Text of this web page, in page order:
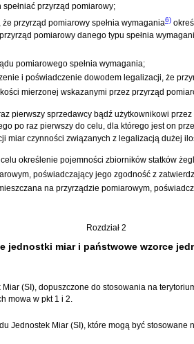
przyrząd pomiarowy;
przyrząd pomiarowy spełnia wymagania6)
pomiarowy danego typu spełnia
pomiarowego spełnia wymagania;
i poświadczenie dowodem legalizacji, że
mierzonej wskazanymi przez przyrząd
pierwszy sprzedawcy bądź użytkownikowi
po raz pierwszy do celu, dla którego jest on
miar czynności związanych z legalizacją dużej
określenie pojemności zbiorników statków
poświadczający jego zgodność z
na przyrządzie pomiarowym,
Rozdział 2
jednostki miar i państwowe wzorce
(SI), dopuszczone do stosowania na
mowa w pkt 1 i 2.
Jednostek Miar (SI), które mogą być stosowane